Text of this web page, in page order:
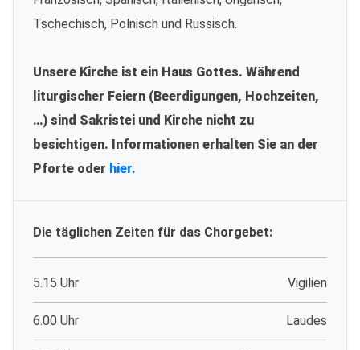
Tschechisch, Polnisch und Russisch.
Unsere Kirche ist ein Haus Gottes. Während
liturgischer Feiern (Beerdigungen, Hochzeiten,
…) sind Sakristei und Kirche nicht zu
besichtigen. Informationen erhalten Sie an der
Pforte oder hier.
Die täglichen Zeiten für das Chorgebet:
5.15 Uhr Vigilien
6.00 Uhr Laudes